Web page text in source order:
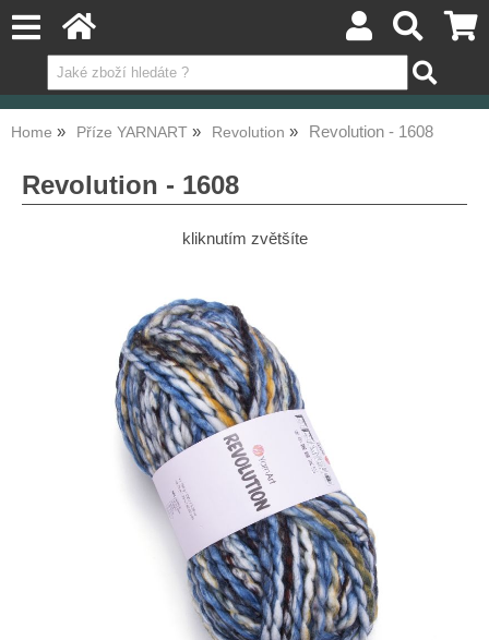
Home Příze YARNART Revolution Revolution - 1608
Revolution - 1608
kliknutím zvětšíte